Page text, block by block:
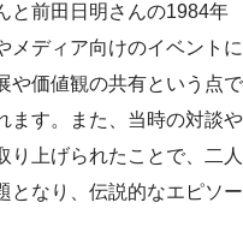
と前田日明さんの1984年
メディア向けのイベントに
や価値観の共有という点で
ます。また、当時の対談や
り上げられたことで、二人
となり、伝説的なエピソー